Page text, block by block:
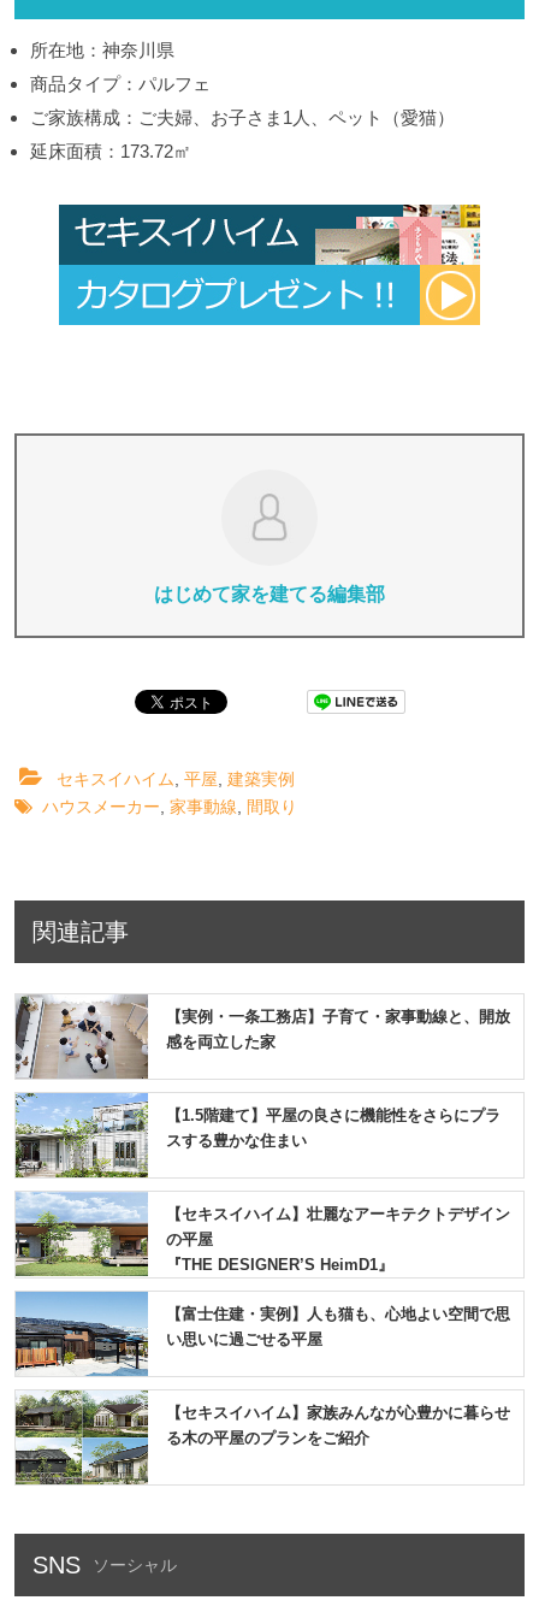
所在地：神奈川県
商品タイプ：パルフェ
ご家族構成：ご夫婦、お子さま1人、ペット（愛猫）
延床面積：173.72㎡
はじめて家を建てる編集部
セキスイハイム 平屋 建築実例
ハウスメーカー 家事動線 間取り
関連記事
【実例・一条工務店】子育て・家事動線と、開放
感を両立した家
【1.5階建て】平屋の良さに機能性をさらにプラ
スする豊かな住まい
【セキスイハイム】壮麗なアーキテクトデザイン
の平屋
『THE DESIGNER’S HeimD1』
【富士住建・実例】人も猫も、心地よい空間で思
い思いに過ごせる平屋
【セキスイハイム】家族みんなが心豊かに暮らせ
る木の平屋のプランをご紹介
SNS